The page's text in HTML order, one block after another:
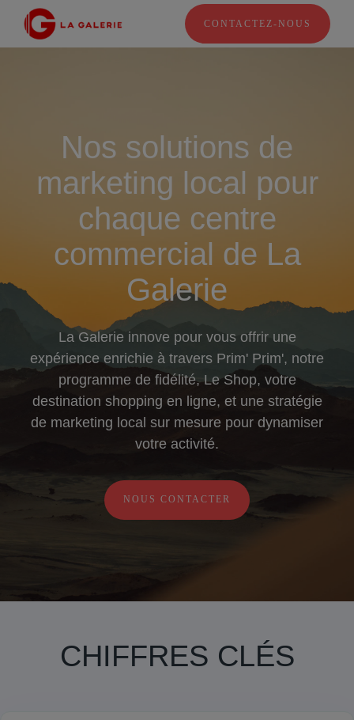
CONTACTEZ-NOUS
Nos solutions de
marketing local pour
chaque centre
commercial de La
Galerie
La Galerie innove pour vous offrir une
expérience enrichie à travers Prim' Prim', notre
programme de fidélité, Le Shop, votre
destination shopping en ligne, et une stratégie
de marketing local sur mesure pour dynamiser
votre activité.
NOUS CONTACTER
CHIFFRES CLÉS